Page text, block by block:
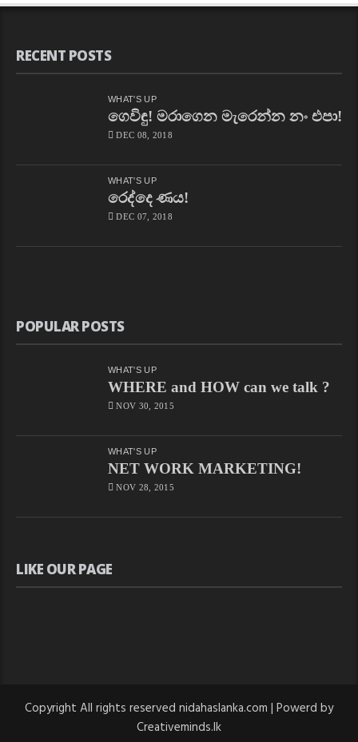
RECENT POSTS
WHAT'S UP
ගෙවිඳු! මරාගෙන මැරෙන්න නං එපා!
DEC 08, 2018
WHAT'S UP
රෙද්දෙ ණය!
DEC 07, 2018
POPULAR POSTS
WHAT'S UP
WHERE and HOW can we talk ?
NOV 30, 2015
WHAT'S UP
NET WORK MARKETING!
NOV 28, 2015
LIKE OUR PAGE
Copyright All rights reserved nidahaslanka.com | Powerd by
Creativeminds.lk